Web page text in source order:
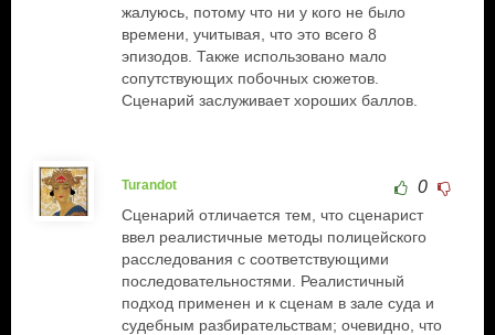
жалуюсь, потому что ни у кого не было
времени, учитывая, что это всего 8
эпизодов. Также использовано мало
сопутствующих побочных сюжетов.
Сценарий заслуживает хороших баллов.
Turandot 0
Сценарий отличается тем, что сценарист
ввел реалистичные методы полицейского
расследования с соответствующими
последовательностями. Реалистичный
подход применен и к сценам в зале суда и
судебным разбирательствам; очевидно, что